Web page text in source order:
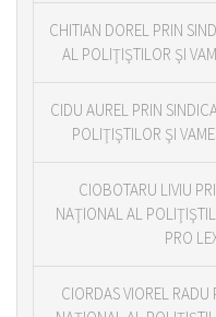
CHITIAN DOREL PRIN
AL POLIŢIŞTILOR ŞI
CIDU AUREL PRIN
POLIŢIŞTILOR ŞI
CIOBOTARU LIVIU
NAŢIONAL AL
PRO
CIORDAS VIOREL RADU